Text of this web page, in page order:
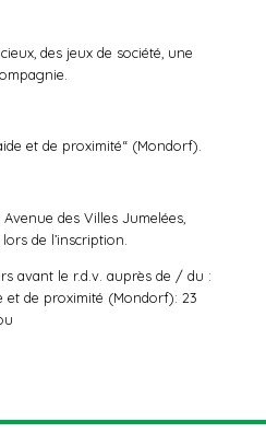
des jeux de société, une
et de proximité“ (Mondorf).
des Villes Jumelées,
de l’inscription.
avant le r.d.v. auprès de / du :
et de proximité (Mondorf): 23